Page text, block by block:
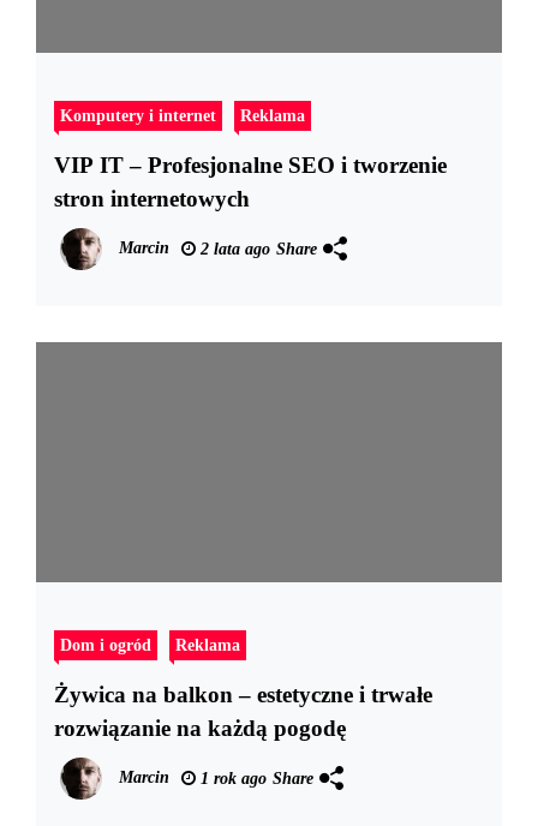
Komputery i internet Reklama
VIP IT – Profesjonalne SEO i tworzenie
stron internetowych
Marcin 2 lata ago Share
Dom i ogród Reklama
Żywica na balkon – estetyczne i trwałe
rozwiązanie na każdą pogodę
Marcin 1 rok ago Share